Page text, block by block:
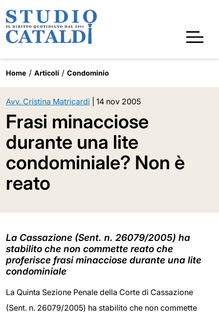
Home Articoli Condominio
Avv. Cristina Matricardi 14 nov 2005
Frasi minacciose
durante una lite
condominiale? Non è
reato
La Cassazione (Sent. n. 26079/2005) ha
stabilito che non commette reato che
proferisce frasi minacciose durante una lite
condominiale
La Quinta Sezione Penale della Corte di Cassazione
(Sent. n. 26079/2005) ha stabilito che non commette